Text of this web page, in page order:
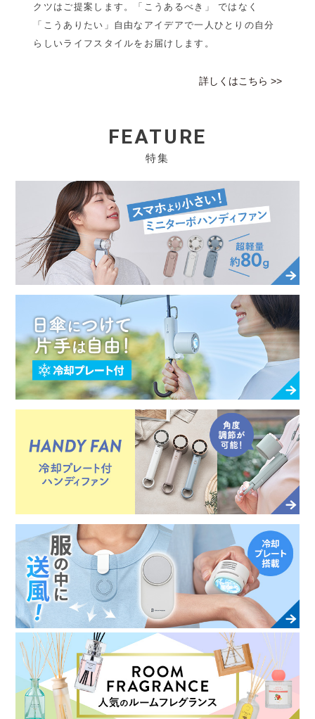
クツはご提案します。「こうあるべき」 ではなく
「こうありたい」自由なアイデアで一人ひとりの自分
らしいライフスタイルをお届けします。
詳しくはこちら >>
FEATURE
特集